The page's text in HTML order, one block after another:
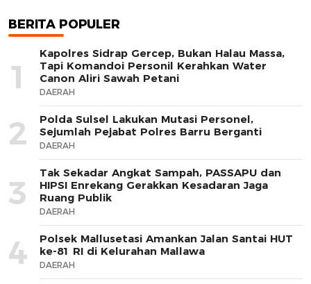
BERITA POPULER
1
Kapolres Sidrap Gercep, Bukan Halau Massa,
Tapi Komandoi Personil Kerahkan Water
Canon Aliri Sawah Petani
DAERAH
2
Polda Sulsel Lakukan Mutasi Personel,
Sejumlah Pejabat Polres Barru Berganti
DAERAH
3
Tak Sekadar Angkat Sampah, PASSAPU dan
HIPSI Enrekang Gerakkan Kesadaran Jaga
Ruang Publik
DAERAH
4
Polsek Mallusetasi Amankan Jalan Santai HUT
ke-81 RI di Kelurahan Mallawa
DAERAH